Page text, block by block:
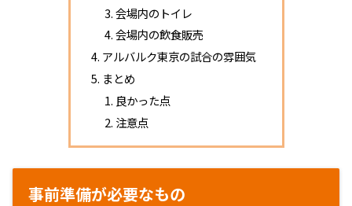
会場内のトイレ
会場内の飲食販売
アルバルク東京の試合の雰囲気
まとめ
良かった点
注意点
事前準備が必要なもの